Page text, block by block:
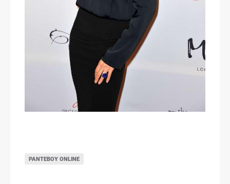
ΡΑΝΤΕΒΟΎ ONLINE